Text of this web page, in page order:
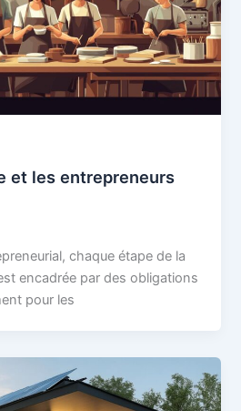
et les entrepreneurs
chaque étape de la
encadrée par des obligations
pour les